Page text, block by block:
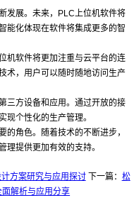
发展。未来，PLC上位机软件将
能化体现在软件将集成更多的智
机软件将更加注重与云平台的连
术，用户可以随时随地访问生产
三方设备和应用。通过开放的接
现个性化的生产管理。
的角色。随着技术的不断进步，
理提供更加有效的支持。
方案研究与应用探讨下一篇： 松
面解析与应用分享